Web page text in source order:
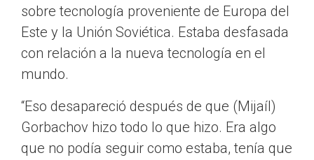
sobre tecnología proveniente de Europa del
Este y la Unión Soviética. Estaba desfasada
con relación a la nueva tecnología en el
mundo.
“Eso desapareció después de que (Mijaíl)
Gorbachov hizo todo lo que hizo. Era algo
que no podía seguir como estaba, tenía que